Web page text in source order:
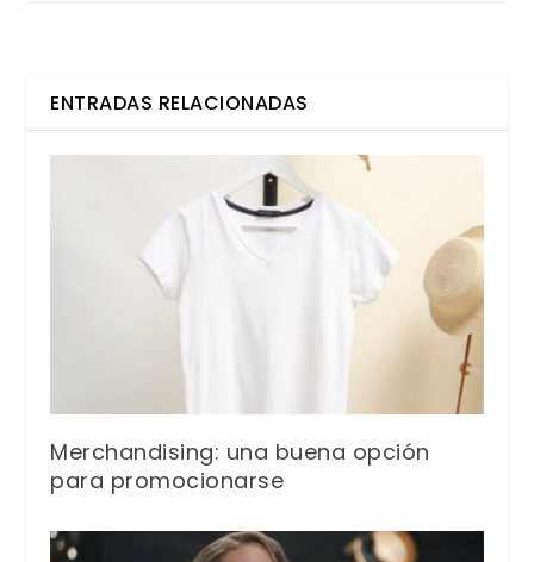
ENTRADAS RELACIONADAS
Merchandising: una buena opción
para promocionarse